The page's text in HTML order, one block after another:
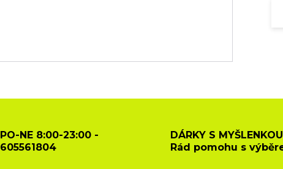
PO-NE 8:00-23:00 -
605561804
DÁRKY S
Rád pomohu s